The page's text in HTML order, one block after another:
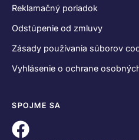
Reklamačný poriadok
Odstúpenie od zmluvy
Zásady používania súborov
Vyhlásenie o ochrane
SPOJME SA